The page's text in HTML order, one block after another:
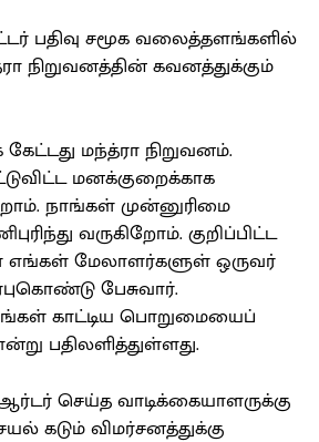
பதிவு சமூக வலைத்தளங்களில்
நிறுவனத்தின் கவனத்துக்கும்
மந்த்ரா நிறுவனம்.
மனக்குறைக்காக
நாங்கள் முன்னுரிமை
வருகிறோம். குறிப்பிட்ட
எங்கள் மேலாளர்களுள் ஒருவர்
பேசுவார்.
காட்டிய பொறுமையைப்
பதிலளித்துள்ளது.
செய்த வாடிக்கையாளருக்கு
கடும் விமர்சனத்துக்கு